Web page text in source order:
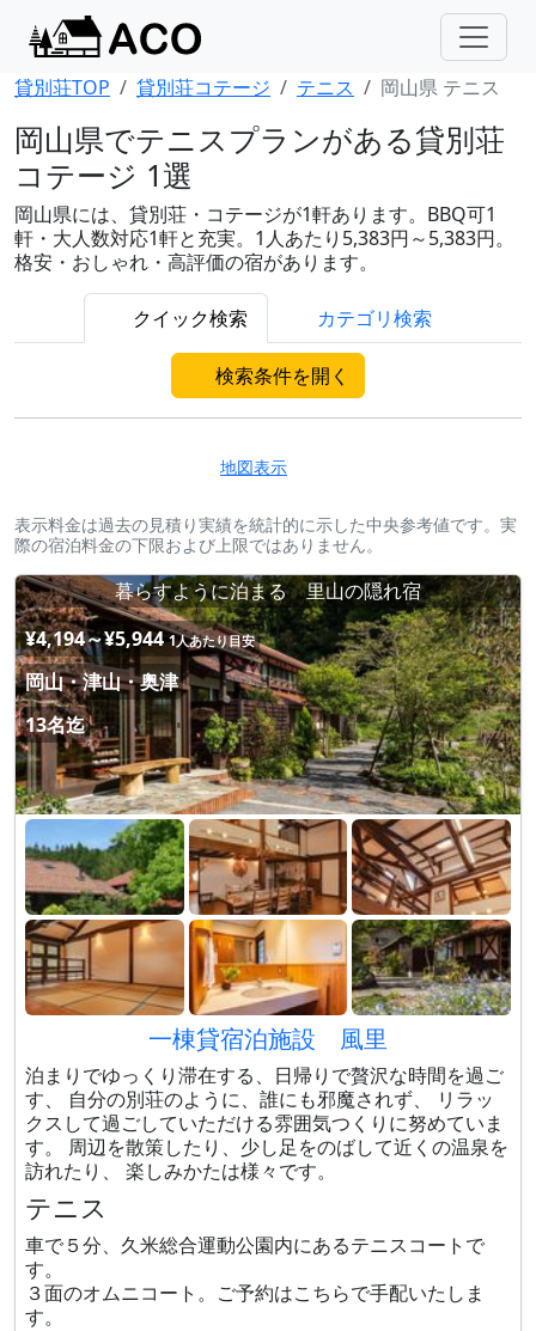
貸別荘TOP 貸別荘コテージ テニス 岡山県 テニス
岡山県でテニスプランがある貸別荘
コテージ 1選
岡山県には、貸別荘・コテージが1軒あります。BBQ可1
軒・大人数対応1軒と充実。1人あたり5,383円～5,383円。
格安・おしゃれ・高評価の宿があります。
クイック検索 カテゴリ検索
検索条件を開く
地図表示
表示料金は過去の見積り実績を統計的に示した中央参考値です。実
際の宿泊料金の下限および上限ではありません。
暮らすように泊まる 里山の隠れ宿
¥4,194～¥5,944 1人あたり目安
岡山・津山・奥津
13名迄
一棟貸宿泊施設 風里
泊まりでゆっくり滞在する、日帰りで贅沢な時間を過ご
す、 自分の別荘のように、誰にも邪魔されず、 リラッ
クスして過ごしていただける雰囲気つくりに努めていま
す。 周辺を散策したり、少し足をのばして近くの温泉を
訪れたり、 楽しみかたは様々です。
テニス
車で５分、久米総合運動公園内にあるテニスコートで
す。
３面のオムニコート。ご予約はこちらで手配いたしま
す。